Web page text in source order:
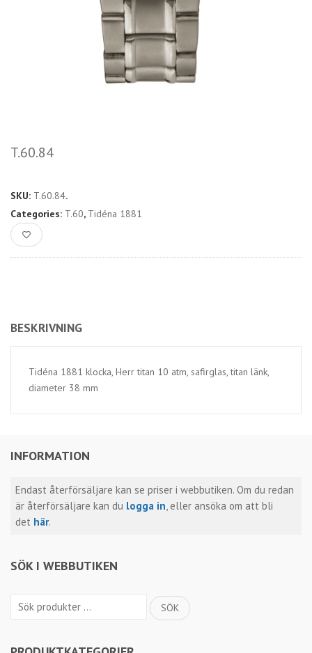
INFORMATION
Endast återförsäljare kan se priser i webbutiken. Om du redan
är återförsäljare kan du logga in, eller ansöka om att bli
det här.
SÖK I WEBBUTIKEN
Sök
SÖK
T.60.84
SKU: T.60.84.
Categories: T.60, Tidéna 1881
BESKRIVNING
Tidéna 1881 klocka, Herr titan 10 atm, safirglas, titan länk,
diameter 38 mm